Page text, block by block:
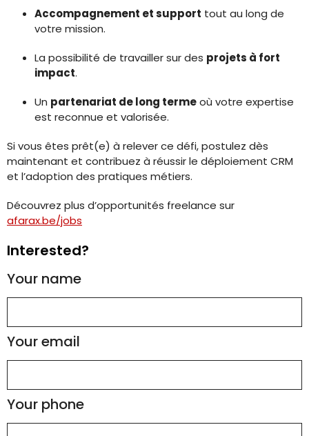
Accompagnement et support tout au long de
votre mission.
La possibilité de travailler sur des projets à fort
impact.
Un partenariat de long termeoù votre expertise
est reconnue et valorisée.
Si vous êtes prêt(e) à relever ce défi, postulez dès
maintenant et contribuez à réussir le déploiement CRM
et l’adoption des pratiques métiers.
Découvrez plus d’opportunités freelance sur
afarax.be/jobs
Interested?
Your name
Your email
Your phone